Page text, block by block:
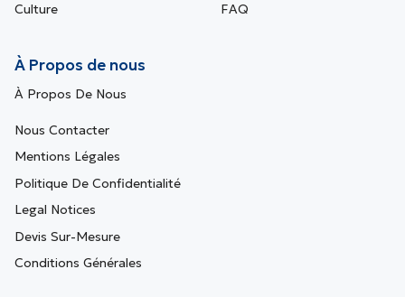
Culture
FAQ
À Propos de nous
À Propos De Nous
Nous Contacter
Mentions Légales
Politique De Confidentialité
Legal Notices
Devis Sur-Mesure
Conditions Générales